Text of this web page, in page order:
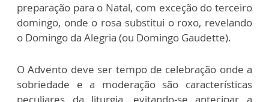
preparação para o Natal, com exceção do terceiro
domingo, onde o rosa substitui o roxo, revelando
o Domingo da Alegria (ou Domingo Gaudette).
O Advento deve ser tempo de celebração onde a
sobriedade e a moderação são características